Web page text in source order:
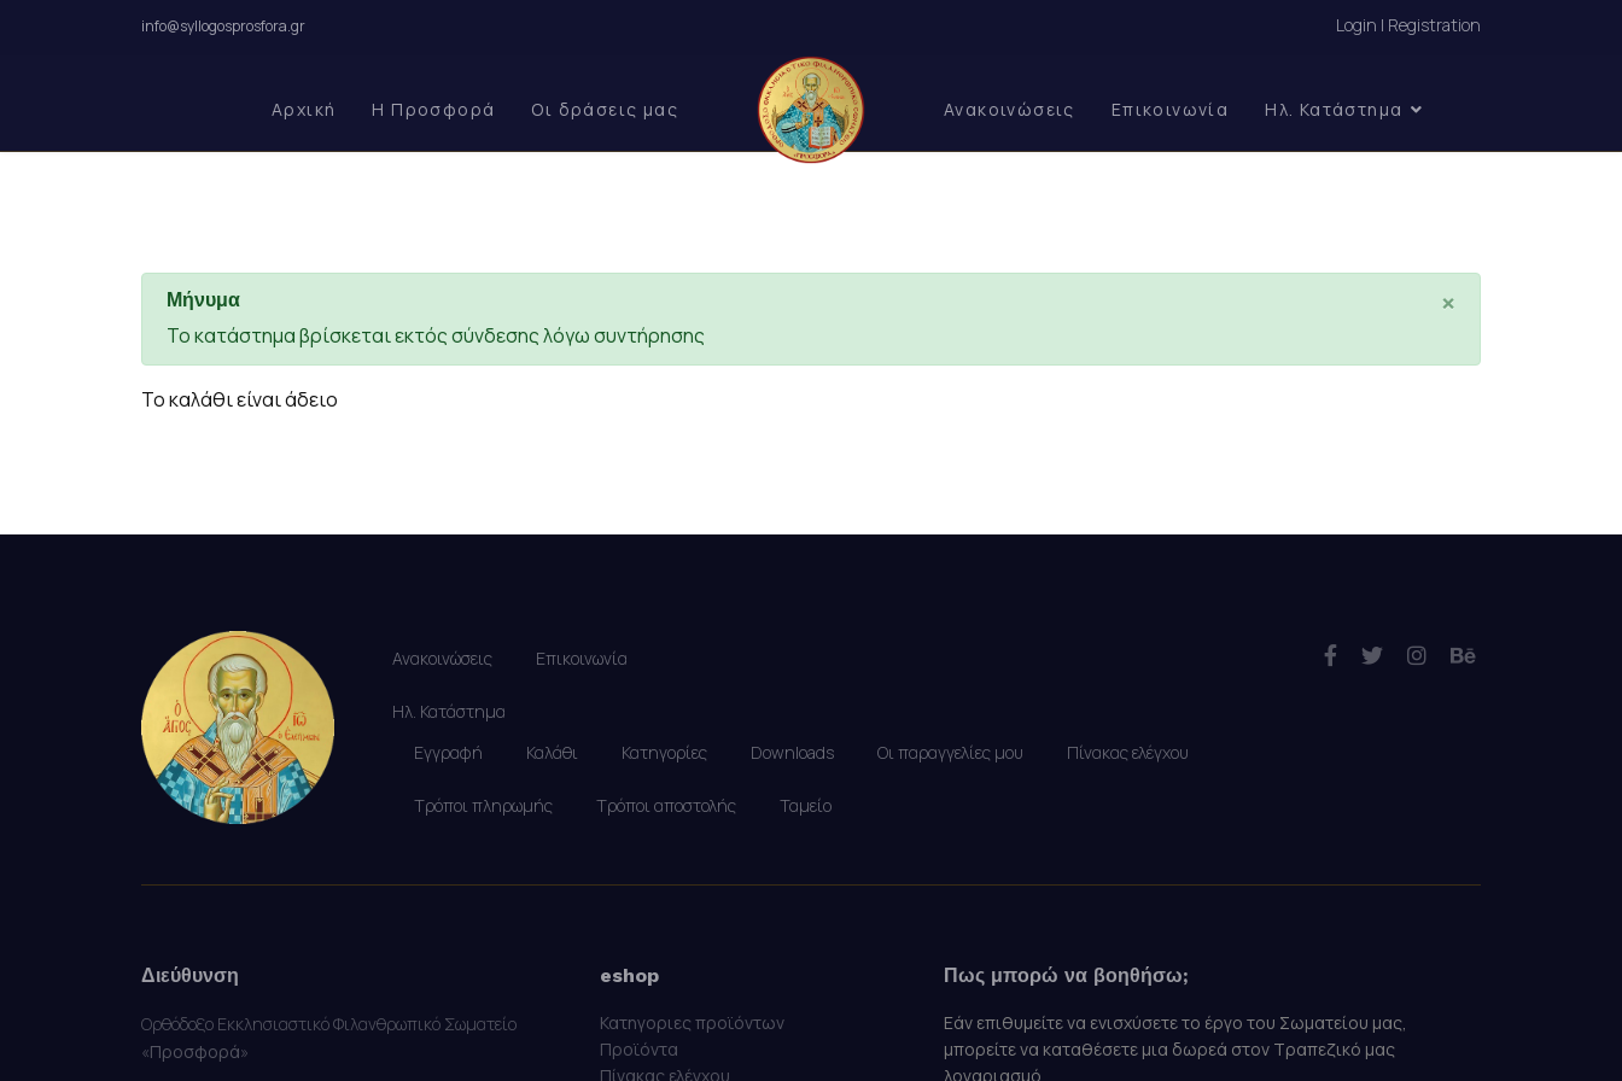
info@syllogosprosfora.gr Login | Registration
Αρχική Η Προσφορά Οι δράσεις μας Ανακοινώσεις Επικοινωνία Ηλ. Κατάστημα
×
Μήνυμα
Το κατάστημα βρίσκεται εκτός σύνδεσης λόγω συντήρησης
Το καλάθι είναι άδειο
Ανακοινώσεις Επικοινωνία
Ηλ. Κατάστημα
Εγγραφή
Καλάθι Κατηγορίες Downloads Οι παραγγελίες μου Πίνακας ελέγχου
Τρόποι πληρωμής Τρόποι αποστολής Ταμείο
Διεύθυνση
Ορθόδοξο Εκκλησιαστικό Φιλανθρωπικό Σωματείο
«Προσφορά»
eshop
Κατηγοριες προϊόντων
Προϊόντα
Πίνακας ελέγχου
Πως μπορώ να βοηθήσω;
Εάν επιθυμείτε να ενισχύσετε το έργο του Σωματείου μας,
μπορείτε να καταθέσετε μια δωρεά στον Τραπεζικό μας
λογαριασμό.